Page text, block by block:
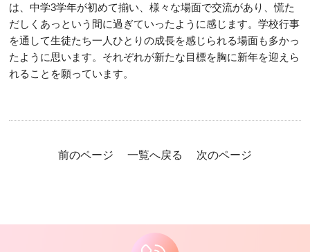
は、中学3学年が初めて揃い、様々な場面で交流があり、慌た
だしくあっという間に過ぎていったように感じます。学校行事
を通して生徒たち一人ひとりの成長を感じられる場面も多かっ
たように思います。それぞれが新たな目標を胸に新年を迎えら
れることを願っています。
前のページ 次のページ
一覧へ戻る